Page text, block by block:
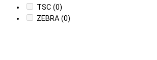
TSC (0)
ZEBRA (0)